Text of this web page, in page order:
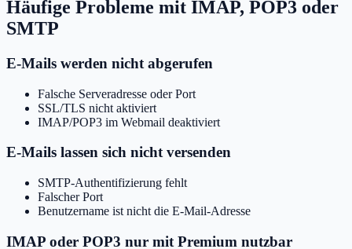
Häufige Probleme mit IMAP, POP3 oder
SMTP
E-Mails werden nicht abgerufen
Falsche Serveradresse oder Port
SSL/TLS nicht aktiviert
IMAP/POP3 im Webmail deaktiviert
E-Mails lassen sich nicht versenden
SMTP-Authentifizierung fehlt
Falscher Port
Benutzername ist nicht die E-Mail-Adresse
IMAP oder POP3 nur mit Premium nutzbar